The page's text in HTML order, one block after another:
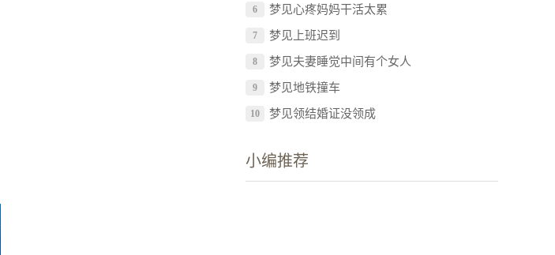
6 梦见心疼妈妈干活太累
7 梦见上班迟到
8 梦见夫妻睡觉中间有个女人
9 梦见地铁撞车
10 梦见领结婚证没领成
小编推荐